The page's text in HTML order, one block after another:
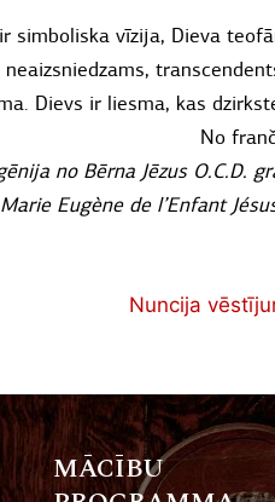
simboliska vīzija, Dieva
Dievs ir liesma, kas
No
no Bērna Jēzus O.C.D.
Eugène de l’Enfant
Nuncija
MĀCĪBU